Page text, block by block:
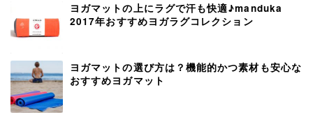
ヨガマットの上にラグで汗も快適♪manduka
2017年おすすめヨガラグコレクション
ヨガマットの選び方は？機能的かつ素材も安心な
おすすめヨガマット